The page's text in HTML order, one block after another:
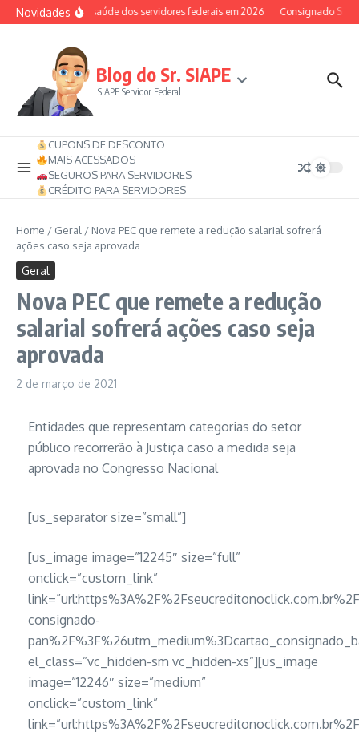
Ir para o conteúdo
NovidadesAuxílio-saúde dos servidores federais em 2026 Consignado
Blog do Sr. SIAPE
SIAPE Servidor Federal
CUPONS DE DESCONTO
MAIS ACESSADOS
SEGUROS PARA SERVIDORES
CRÉDITO PARA SERVIDORES
Home / Geral / Nova PEC que remete a redução salarial sofrerá
ações caso seja aprovada
Geral
Nova PEC que remete a redução
salarial sofrerá ações caso seja
aprovada
2 de março de 2021
Entidades que representam categorias do setor
público recorrerão à Justiça caso a medida seja
aprovada no Congresso Nacional
[us_separator size=”small”]
[us_image image=”12245″ size=”full”
onclick=”custom_link”
consignado-
el_class=”vc_hidden-sm vc_hidden-xs”][us_image
image=”12246″ size=”medium”
onclick=”custom_link”